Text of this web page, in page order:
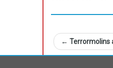
← Terrormolins